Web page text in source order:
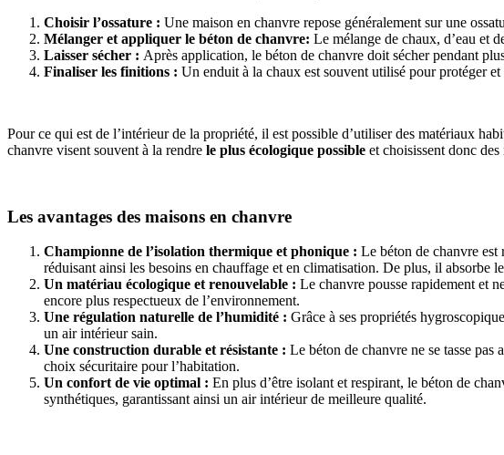
Choisir l’ossature : Une maison en chanvre repose généralement sur une
Mélanger et appliquer le béton de chanvre: Le mélange de chaux, d’eau et
Laisser sécher : Après application, le béton de chanvre doit sécher pendant
Finaliser les finitions : Un enduit à la chaux est souvent utilisé pour protéger
Pour ce qui est de l’intérieur de la propriété, il est possible d’utiliser des matériaux
chanvre visent souvent à la rendre le plus écologique possible et choisissent donc
Les avantages des maisons en chanvre
Championne de l’isolation thermique et phonique : Le béton de chanvre est
réduisant ainsi les besoins en chauffage et en climatisation. De plus, il absorbe
Un matériau écologique et renouvelable : Le chanvre pousse rapidement et
encore plus respectueux de l’environnement.
Une régulation naturelle de l’humidité : Grâce à ses propriétés
un air intérieur sain.
Une construction durable et résistante : Le béton de chanvre ne se tasse pas
choix sécuritaire pour l’habitation.
Un confort de vie optimal : En plus d’être isolant et respirant, le béton de
synthétiques, garantissant ainsi un air intérieur de meilleure qualité.